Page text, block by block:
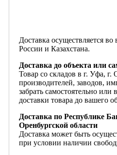
Доставка осуществляется
России и Казахстана.
Доставка до объекта или
Товар со складов в г. Уфа, г.
производителей, заводов,
забрать самостоятельно или
доставки товара до вашего
Доставка по Республике
Оренбургской области
Доставка может быть
при условии наличии